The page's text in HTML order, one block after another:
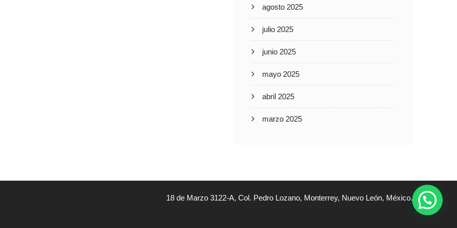
agosto 2025
julio 2025
junio 2025
mayo 2025
abril 2025
marzo 2025
18 de Marzo 3122-A, Col. Pedro Lozano, Monterrey, Nuevo León, México.